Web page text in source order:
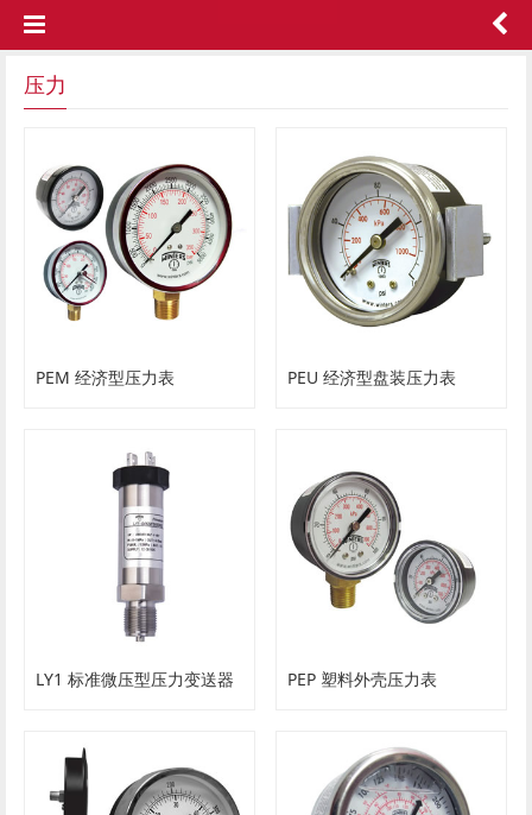
压力
PEM 经济型压力表 PEU 经济型盘装压力表
LY1 标准微压型压力变送器 PEP 塑料外壳压力表